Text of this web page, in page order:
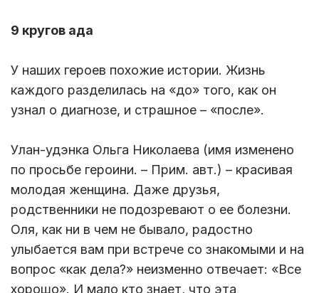
9 кругов ада
У наших героев похожие истории. Жизнь
каждого разделилась на «до» того, как он
узнал о диагнозе, и страшное – «после».
Улан-удэнка Ольга Николаева (имя изменено
по просьбе героини. – Прим. авт.) – красивая
молодая женщина. Даже друзья,
родственники не подозревают о ее болезни.
Оля, как ни в чем не бывало, радостно
улыбается вам при встрече со знакомыми и на
вопрос «как дела?» неизменно отвечает: «Все
хорошо». И мало кто знает, что эта